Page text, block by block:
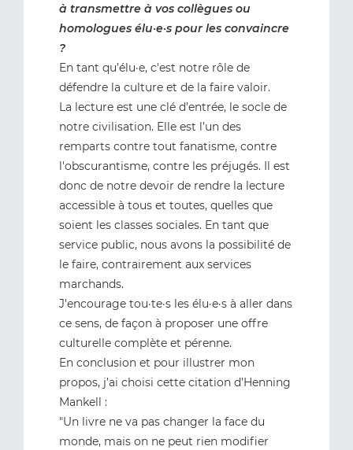
à transmettre à vos collègues ou
homologues élu·e·s pour les convaincre
?
En tant qu’élu·e, c'est notre rôle de
défendre la culture et de la faire valoir.
La lecture est une clé d’entrée, le socle de
notre civilisation. Elle est l’un des
remparts contre tout fanatisme, contre
l'obscurantisme, contre les préjugés. Il est
donc de notre devoir de rendre la lecture
accessible à tous et toutes, quelles que
soient les classes sociales. En tant que
service public, nous avons la possibilité de
le faire, contrairement aux services
marchands.
J'encourage tou·te·s les élu·e·s à aller dans
ce sens, de façon à proposer une offre
culturelle complète et pérenne.
En conclusion et pour illustrer mon
propos, j’ai choisi cette citation d’Henning
Mankell :
"Un livre ne va pas changer la face du
monde, mais on ne peut rien modifier